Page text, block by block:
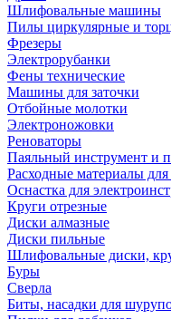
Шлифовальные машины
Пилы циркулярные и
Фрезеры
Электрорубанки
Фены технические
Машины для заточки
Отбойные молотки
Электроножовки
Реноваторы
Паяльный инструмент и
Расходные материалы
Оснастка для
Круги отрезные
Диски алмазные
Диски пильные
Шлифовальные диски,
Буры
Сверла
Биты, насадки для